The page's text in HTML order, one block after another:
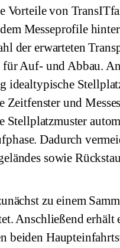
Vorteile von
Messeprofile
der erwarteten
für Auf- und Abbau.
idealtypische
Zeitfenster und
Stellplatzmuster
Dadurch
sowie
zu einem
Anschließend
beiden